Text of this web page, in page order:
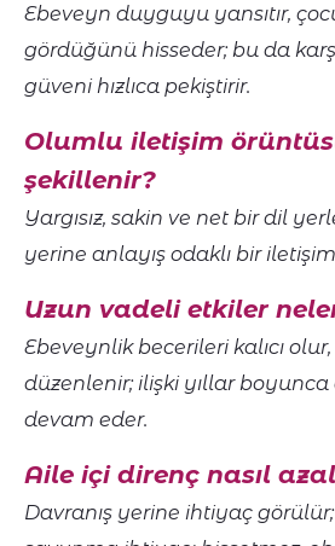
Ebeveyn duyguyu yansıtır,
gördüğünü hisseder; bu da
güveni hızlıca pekiştirir.
Olumlu iletişim
şekillenir?
Yargısız, sakin ve net bir dil
yerine anlayış odaklı bir
Uzun vadeli etkiler
Ebeveynlik becerileri kalıcı
düzenlenir; ilişki yıllar boyunca
devam eder.
Aile içi direnç nasıl
Davranış yerine ihtiyaç